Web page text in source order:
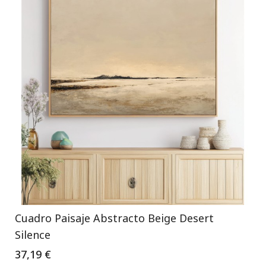
Cuadro Paisaje Abstracto Beige Desert
Silence
37,19 €